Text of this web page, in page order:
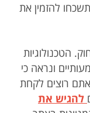
להזמין את
הטכנולוגיות
ונראה כי
רוצים לקחת
להגיש את